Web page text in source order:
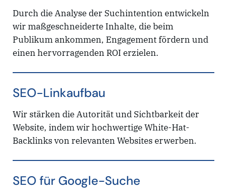
Durch die Analyse der Suchintention entwickeln
wir maßgeschneiderte Inhalte, die beim
Publikum ankommen, Engagement fördern und
einen hervorragenden ROI erzielen.
SEO-Linkaufbau
Wir stärken die Autorität und Sichtbarkeit der
Website, indem wir hochwertige White-Hat-
Backlinks von relevanten Websites erwerben.
SEO für Google-Suche